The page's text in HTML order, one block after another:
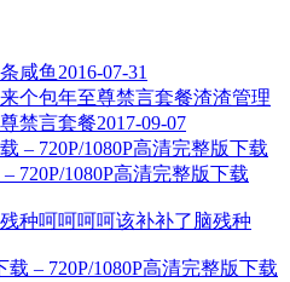
咸鱼 2016-07-31
渣渣管理
禁言套餐2017-09-07
720P/1080P高清完整版下载
呵呵呵呵该补补了脑残种